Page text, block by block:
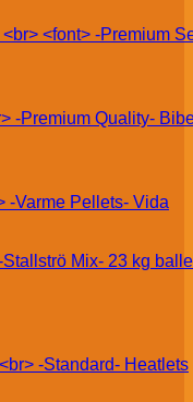
Vida
Heatlets